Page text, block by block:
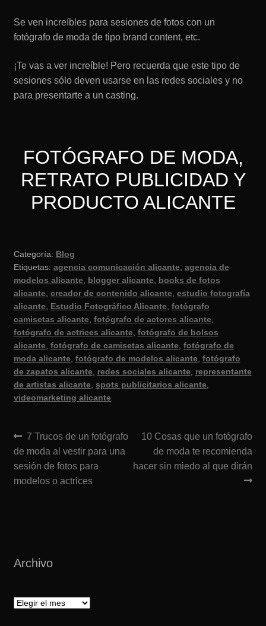
Se ven increíbles para sesiones de fotos con un
fotógrafo de moda de tipo brand content, etc.
¡Te vas a ver increíble! Pero recuerda que este tipo de
sesiones sólo deven usarse en las redes sociales y no
para presentarte a un casting.
FOTÓGRAFO DE MODA,
RETRATO PUBLICIDAD Y
PRODUCTO ALICANTE
Categoría: Blog
Etiquetas: agencia comunicación alicante, agencia de
modelos alicante, blogger alicante, books de fotos
alicante, creador de contenido alicante, estudio fotografía
alicante, Estudio Fotográfico Alicante, fotógrafo
camisetas alicante, fotógrafo de actores alicante,
fotógrafo de actrices alicante, fotógrafo de bolsos
alicante, fotógrafo de camisetas alicante, fotógrafo de
moda alicante, fotógrafo de modelos alicante, fotógrafo
de zapatos alicante, redes sociales alicante, representante
de artistas alicante, spots publicitarios alicante,
videomarketing alicante
Navegación
de
entradas
Anterior:
7 Trucos de un fotógrafo
de moda al vestir para una
sesión de fotos para
modelos o actrices
Siguiente:
10 Cosas que un fotógrafo
de moda te recomienda
hacer sin miedo al que dirán
Archivo
Archivo